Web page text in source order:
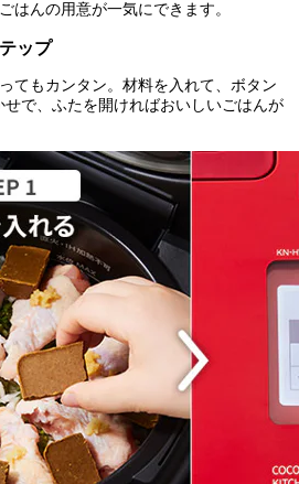
はんの用意が一気にできます。
ップ
てもカンタン。材料を入れて、ボタン
で、ふたを開ければおいしいごはんが